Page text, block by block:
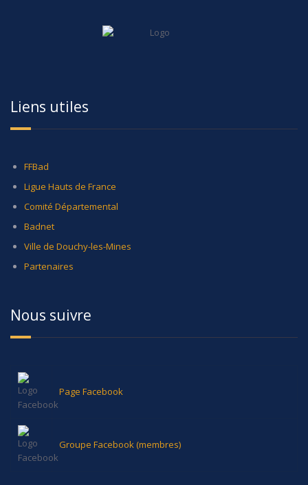
Liens utiles
FFBad
Ligue Hauts de France
Comité Départemental
Badnet
Ville de Douchy-les-Mines
Partenaires
Nous suivre
Page Facebook
Groupe Facebook (membres)